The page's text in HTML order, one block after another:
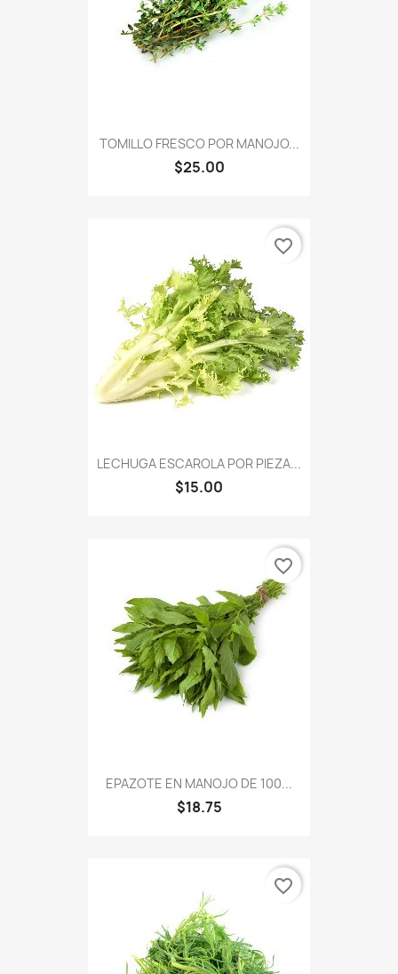
TOMILLO FRESCO POR MANOJO...
$25.00
LECHUGA ESCAROLA POR PIEZA...
$15.00
favorite_border
EPAZOTE EN MANOJO DE 100...
$18.75
favorite_border
favorite_border